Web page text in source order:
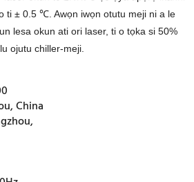
ti ± 0.5 ℃. Awọn iwọn otutu meji ni a le
lesa okun ati ori laser, ti o tọka si 50%
ojutu chiller-meji.
China